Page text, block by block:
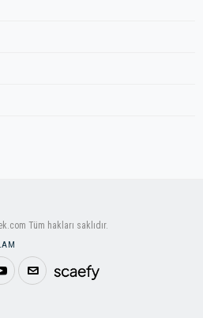
Tüm hakları saklıdır.